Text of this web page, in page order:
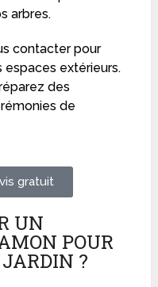
arbres.
contacter pour
espaces extérieurs.
des
de
gratuit
UN
POUR
?